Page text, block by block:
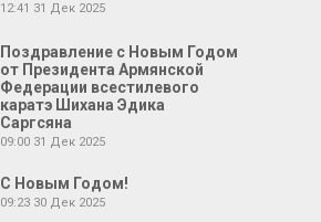
12:41 31 Дек 2025
Поздравление с Новым Годом
от Президента Армянской
Федерации всестилевого
каратэ Шихана Эдика
Саргсяна
09:00 31 Дек 2025
С Новым Годом!
09:23 30 Дек 2025